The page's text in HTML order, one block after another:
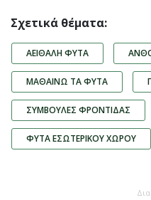
Σχετικά θέματα:
ΑΕΙΘΑΛΉ ΦΥΤΆ
ΜΑΘΑΊΝΩ ΤΑ ΦΥΤΆ
ΣΥΜΒΟΥΛΈΣ ΦΡΟΝΤΊΔΑΣ
ΦΥΤΆ ΕΣΩΤΕΡΙΚΟΎ ΧΏΡΟΥ